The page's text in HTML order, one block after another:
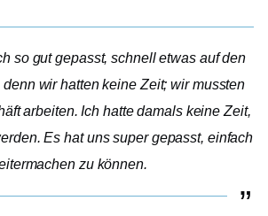
so gut gepasst, schnell etwas auf den
wir hatten keine Zeit; wir mussten
arbeiten. Ich hatte damals keine Zeit,
Es hat uns super gepasst, einfach
zu können.